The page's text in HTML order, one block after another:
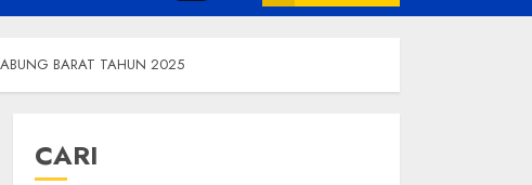
BARAT TAHUN 2025
CARI